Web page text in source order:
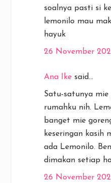
soalnya pasti si
lemonilo mau
hayuk
26 November
Ana Ike said...
Satu-satunya
rumahku nih.
banget mie
keseringan kasih
ada Lemonilo.
dimakan setiap
26 November